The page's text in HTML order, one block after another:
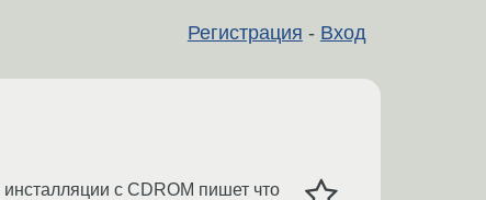
Регистрация - Вход
с CDROM пишет что